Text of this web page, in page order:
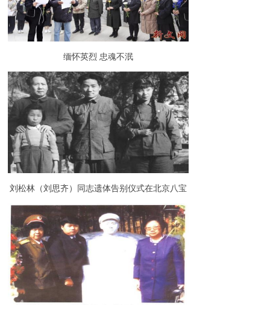
缅怀英烈 忠魂不泯
刘松林（刘思齐）同志遗体告别仪式在北京八宝
山举行（组图）